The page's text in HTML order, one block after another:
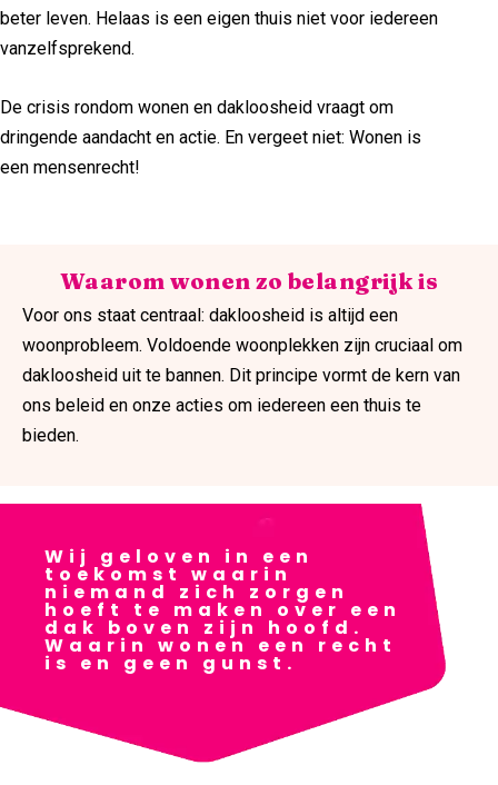
beter leven. Helaas is een eigen thuis niet voor iedereen
vanzelfsprekend.
De crisis rondom wonen en dakloosheid vraagt om
dringende aandacht en actie. En vergeet niet: Wonen is
een mensenrecht!
Waarom wonen zo belangrijk is
Voor ons staat centraal: dakloosheid is altijd een
woonprobleem. Voldoende woonplekken zijn cruciaal om
dakloosheid uit te bannen. Dit principe vormt de kern van
ons beleid en onze acties om iedereen een thuis te
bieden.
Wij geloven in een
toekomst waarin
niemand zich zorgen
hoeft te maken over een
dak boven zijn hoofd.
Waarin wonen een recht
is en geen gunst.